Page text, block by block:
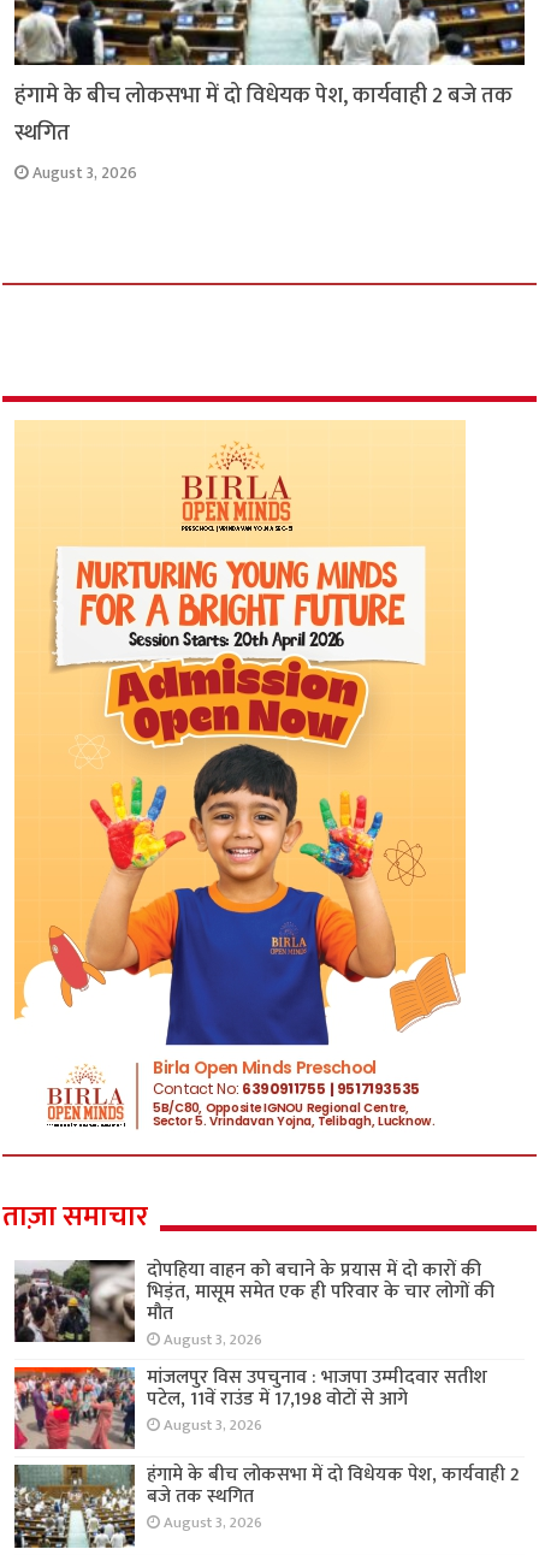
हंगामे के बीच लोकसभा में दो विधेयक पेश, कार्यवाही 2 बजे तक
स्थगित
August 3, 2026
ताज़ा समाचार
दोपहिया वाहन को बचाने के प्रयास में दो कारों की
भिड़ंत, मासूम समेत एक ही परिवार के चार लोगों की
मौत
August 3, 2026
मांजलपुर विस उपचुनाव : भाजपा उम्मीदवार सतीश
पटेल, 11वें राउंड में 17,198 वोटों से आगे
August 3, 2026
हंगामे के बीच लोकसभा में दो विधेयक पेश, कार्यवाही 2
बजे तक स्थगित
August 3, 2026